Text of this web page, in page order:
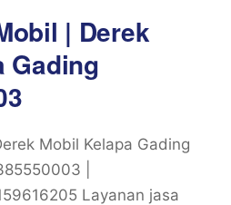
| Derek
Gading
Mobil Kelapa Gading
|
Layanan jasa